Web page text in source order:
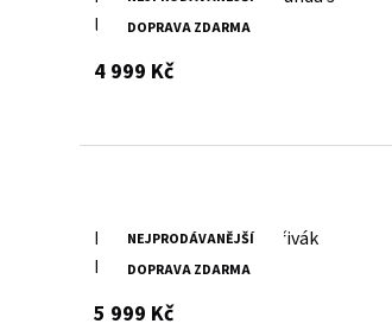
DOPRAVA ZDARMA
límcem MWXoana DB
4 999 Kčs DPH
NEJPRODÁVANĚJŠÍ
DOPRAVA ZDARMA
Dámský černý kožený křivák
MWXarah DB
5 999 Kčs DPH